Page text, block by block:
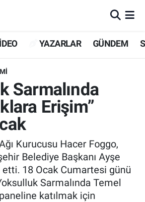
YAZARLAR GÜNDEM
Sarmalında
Erişim”
Kurucusu Hacer Foggo,
Belediye Başkanı Ayşe
etti. 18 Ocak Cumartesi günü
Sarmalında Temel
katılmak için
Eczaneler
Yoğunluk Haritası
Durumu ve Fikstür